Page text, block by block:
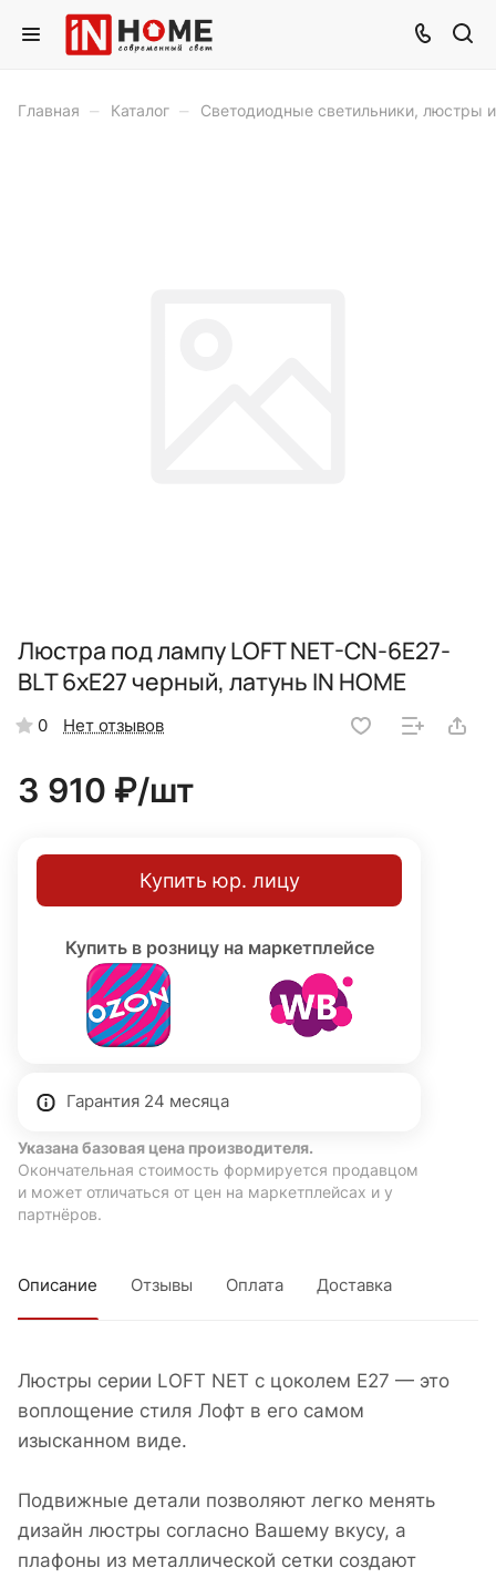
Главная – Каталог – Светодиодные светильники, люстры
Люстра под лампу LOFT NET-CN-6E27-
BLТ 6xЕ27 черный, латунь IN HOME
0 Нет отзывов
3 910 ₽/шт
Купить юр. лицу
Купить в розницу на маркетплейсе
Гарантия 24 месяца
Указана базовая цена производителя.
Окончательная стоимость формируется продавцом
и может отличаться от цен на маркетплейсах и у
партнёров.
Описание Отзывы Оплата Доставка
Люстры серии LOFT NET с цоколем Е27 — это
воплощение стиля Лофт в его самом
изысканном виде.
Подвижные детали позволяют легко менять
дизайн люстры согласно Вашему вкусу, а
плафоны из металлической сетки создают